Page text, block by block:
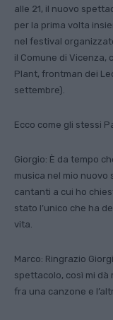
alle 21, il nuovo
per la prima volta
nel festival
il Comune di Vicenza,
Plant, frontman dei
settembre).
Ecco come gli stessi
Giorgio: È da tempo
musica nel mio
cantanti a cui ho
stato l’unico che ha
vita.
Marco: Ringrazio
spettacolo, così mi
fra una canzone e